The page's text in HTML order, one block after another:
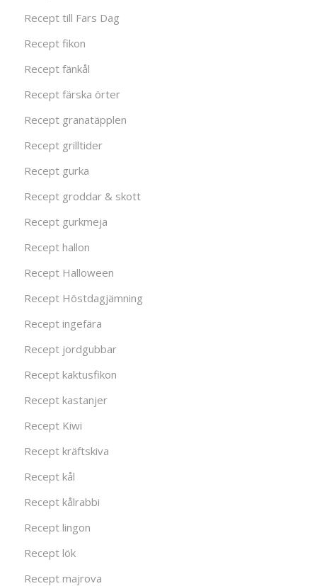
Recept till Fars Dag
Recept fikon
Recept fänkål
Recept färska örter
Recept granatäpplen
Recept grilltider
Recept gurka
Recept groddar & skott
Recept gurkmeja
Recept hallon
Recept Halloween
Recept Höstdagjämning
Recept ingefära
Recept jordgubbar
Recept kaktusfikon
Recept kastanjer
Recept Kiwi
Recept kräftskiva
Recept kål
Recept kålrabbi
Recept lingon
Recept lök
Recept majrova